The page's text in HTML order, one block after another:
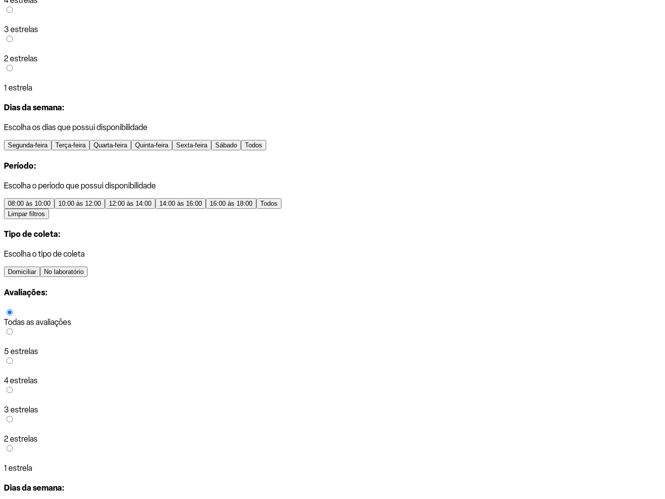
3 estrelas
2 estrelas
1 estrela
Dias da semana:
Escolha os dias que possui disponibilidade
Segunda-feira Terça-feira Quarta-feira Quinta-feira Sexta-feira Sábado Todos
Período:
Escolha o período que possui disponibilidade
08:00 às 10:00 10:00 às 12:00 12:00 às 14:00 14:00 às 16:00 16:00 às 18:00
Todos
Limpar filtros
Tipo de coleta:
Escolha o tipo de coleta
Domiciliar No laboratório
Avaliações:
Todas as avaliações
5 estrelas
4 estrelas
3 estrelas
2 estrelas
1 estrela
Dias da semana: